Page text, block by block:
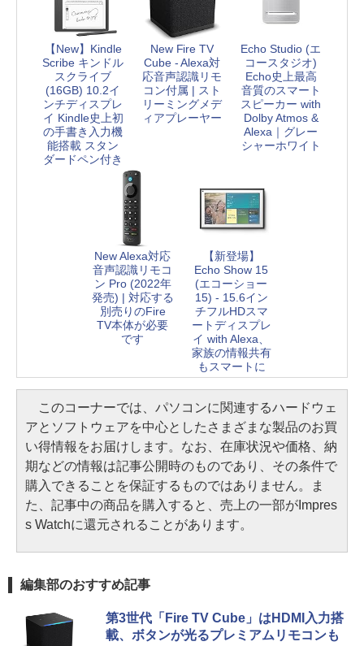
【New】Kindle
Scribe キンドル
スクライブ
(16GB) 10.2イ
ンチディスプレ
イ Kindle史上初
の手書き入力機
能搭載 スタン
ダードペン付き
New Fire TV
Cube - Alexa対
応音声認識リモ
コン付属 | スト
リーミングメデ
ィアプレーヤー
Echo Studio (エ
コースタジオ)
Echo史上最高
音質のスマート
スピーカー with
Dolby Atmos &
Alexa｜グレー
シャーホワイト
New Alexa対応
音声認識リモコ
ン Pro (2022年
発売) | 対応する
別売りのFire
TV本体が必要
です
【新登場】
Echo Show 15
(エコーショー
15) - 15.6イン
チフルHDスマ
ートディスプレ
イ with Alexa、
家族の情報共有
もスマートに
このコーナーでは、パソコンに関連するハードウェ
アとソフトウェアを中心としたさまざまな製品のお買
い得情報をお届けします。なお、在庫状況や価格、納
期などの情報は記事公開時のものであり、その条件で
購入できることを保証するものではありません。ま
た、記事中の商品を購入すると、売上の一部がImpres
s Watchに還元されることがあります。
編集部のおすすめ記事
第3世代「Fire TV Cube」はHDMI入力搭
載、ボタンが光るプレミアムリモコンも